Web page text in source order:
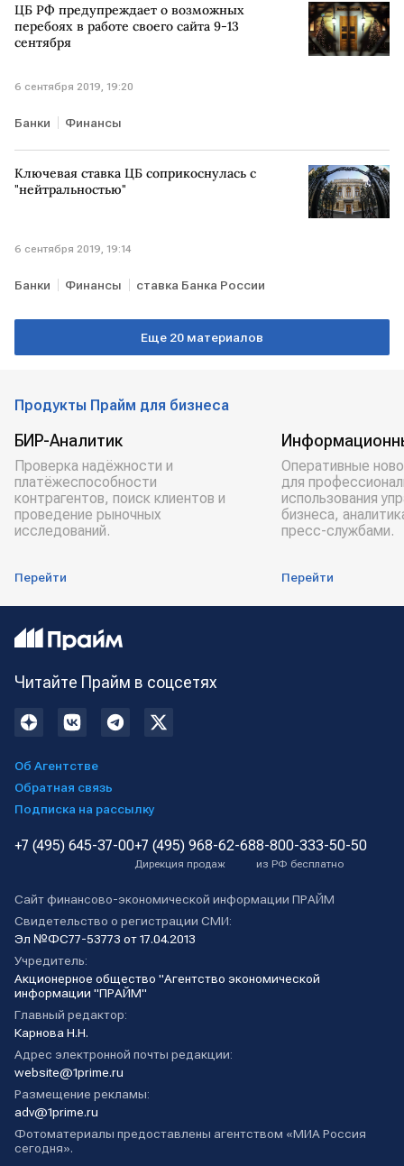
ЦБ РФ предупреждает о возможных
перебоях в работе своего сайта 9-13
сентября
6 сентября 2019, 19:20
Банки Финансы
Ключевая ставка ЦБ соприкоснулась с
"нейтральностью"
6 сентября 2019, 19:14
Банки Финансы ставка Банка России
Еще 20 материалов
Продукты Прайм для бизнеса
БИР-Аналитик
Проверка надёжности и
платёжеспособности
контрагентов, поиск клиентов и
проведение рыночных
исследований.
Перейти
Оперативные
для
использования
бизнеса,
пресс-службами.
Перейти
Читайте Прайм в соцсетях
Об Агентстве
Обратная связь
Подписка на рассылку
+7 (495) 645-37-00+7 (495) 968-62-68
Дирекция продаж
8-800-333-50-50
из РФ бесплатно
Сайт финансово-экономической информации ПРАЙМ
Свидетельство о регистрации СМИ:
Эл №ФС77-53773 от 17.04.2013
Учредитель:
Акционерное общество "Агентство экономической
информации "ПРАЙМ"
Главный редактор:
Карнова Н.Н.
Адрес электронной почты редакции:
website@1prime.ru
Размещение рекламы:
adv@1prime.ru
Фотоматериалы предоставлены агентством «МИА Россия
сегодня».